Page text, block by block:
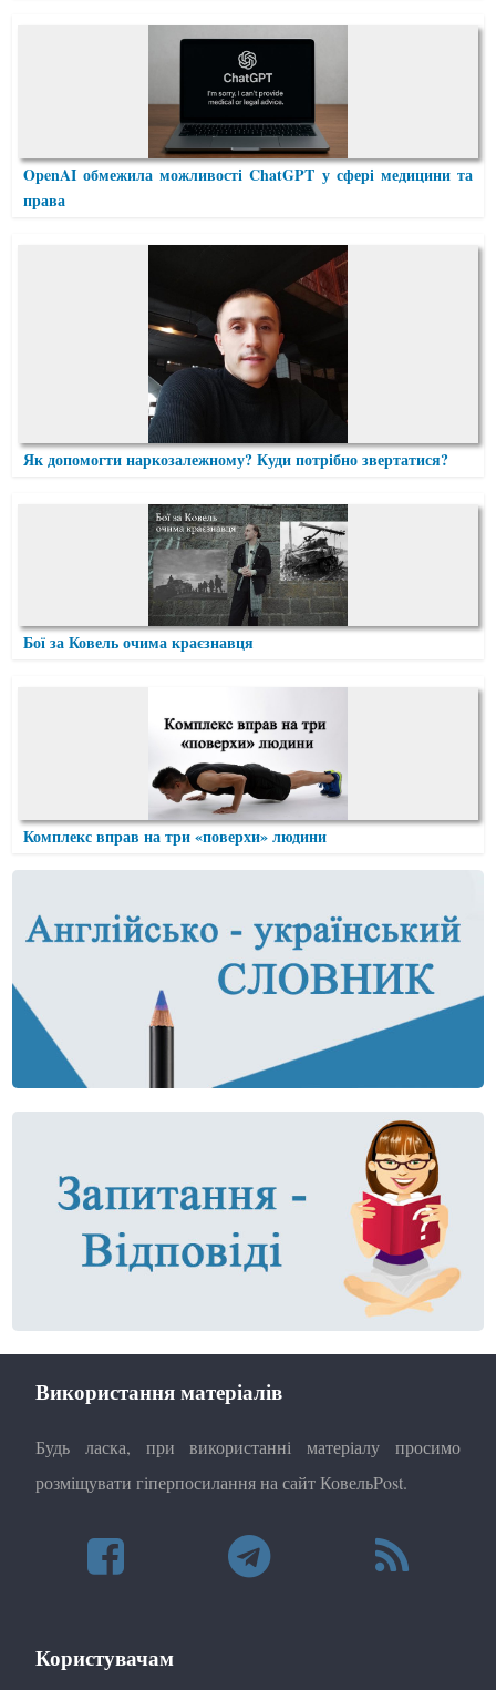
OpenAI обмежила можливості ChatGPT у сфері медицини та
права
Як допомогти наркозалежному? Куди потрібно звертатися?
Бої за Ковель очима краєзнавця
Комплекс вправ на три «поверхи» людини
Використання матеріалів
Будь ласка, при використанні матеріалу просимо
розміщувати гіперпосилання на сайт КовельPost.
Користувачам